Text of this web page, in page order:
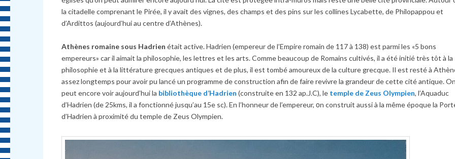
la citadelle comprenant le Pirée, il y avait des vignes, des champs et des pins sur les collines Lycabette, de Philopappou et
d’Ardittos (aujourd’hui au centre d’Athènes).
Athènes romaine sous Hadrien était active. Hadrien (empereur de l’Empire romain de 117 à 138) est parmi les «5 bons
empereurs» car il aimait la philosophie, les lettres et les arts. Comme beaucoup de Romains cultivés, il a été initié très tôt à la
philosophie et à la littérature grecques antiques et de plus, il est tombé amoureux de la culture grecque. Il est resté à
assez longtemps pour avoir pu lancé un programme de construction afin de faire revivre la grandeur de cette cité antique. On
peut encore voir aujourd’hui la bibliothèque d’Hadrien (construite en 132 ap.J.C), le temple de Zeus Olympien, l’Aquaduc
d’Hadrien (de 25kms, il a fonctionné jusqu’au 15e sc). En l’honneur de l’empereur, οn construit aussi à la même époque la
d’Hadrien à proximité du temple de Zeus Olympien.